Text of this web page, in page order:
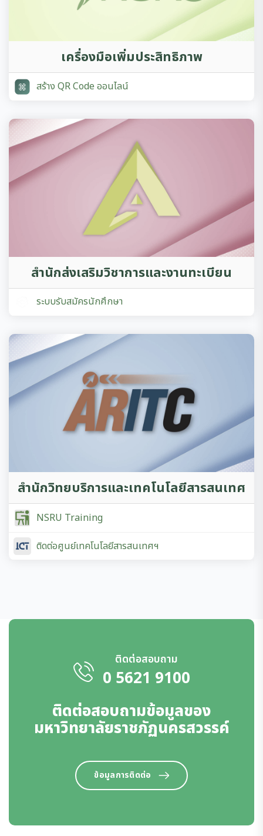
เครื่องมือเพิ่มประสิทธิภาพ
สร้าง QR Code ออนไลน์
สำนักส่งเสริมวิชาการและงานทะเบียน
ระบบรับสมัครนักศึกษา
สำนักวิทยบริการและเทคโนโลยีสารสนเทศ
NSRU Training
ติดต่อศูนย์เทคโนโลยีสารสนเทศฯ
ติดต่อสอบถาม
0 5621 9100
ติดต่อสอบถามข้อมูลของ
มหาวิทยาลัยราชภัฏนครสวรรค์
ข้อมูลการติดต่อ